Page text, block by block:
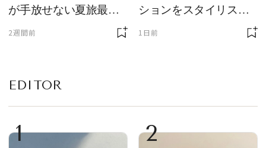
が手放せない夏旅最強
2週間前
ションをスタイリスト
1日前
EDITOR
1 2